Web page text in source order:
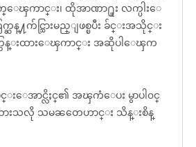
က္ေၾကာင္း၊ ထိုအာဏာ႐ူး လက္ပါးေ
ဆန္႔က်င္သြားမည္ျဖစ္ၿပီး ခ်င္းအသိုင္း
က္တြန္းထားေၾကာင္း အဆိုပါေၾက
င္းေအာင္လိႈင္၏ အၾကံေပး မွာပါ၀င္
ယူ ထားသလို သမၼတေဟာင္း သိန္းစိန္